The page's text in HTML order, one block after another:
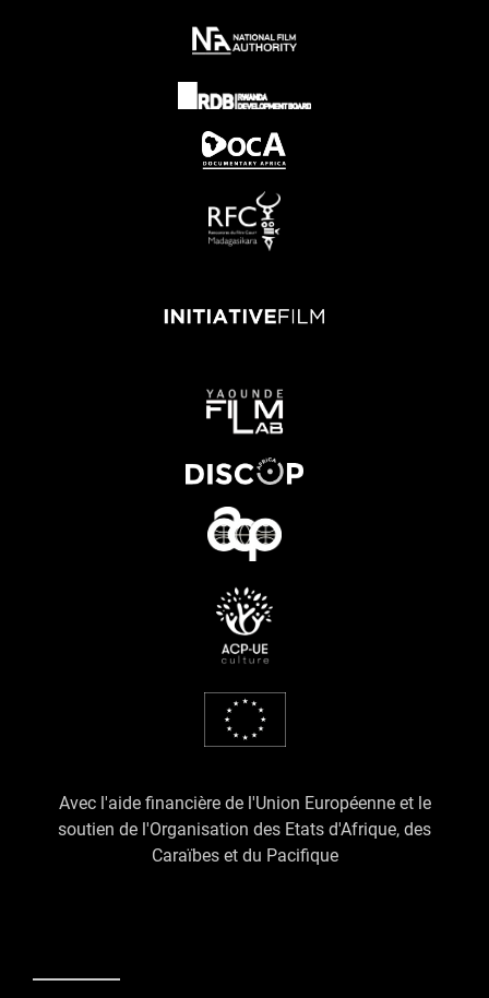
Avec l'aide financière de l'Union Européenne et le
soutien de l'Organisation des Etats d'Afrique, des
Caraïbes et du Pacifique